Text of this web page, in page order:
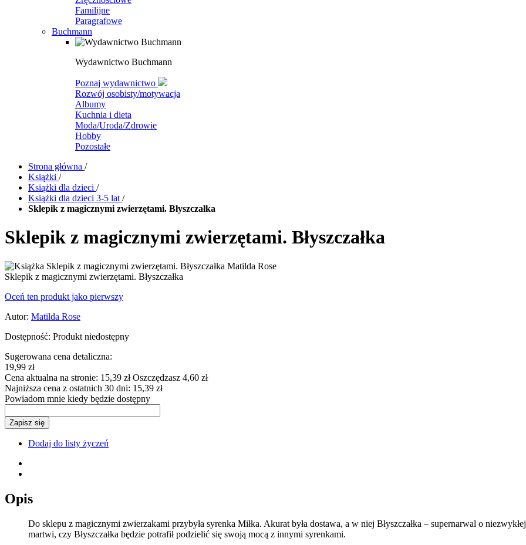
Familijne
Paragrafowe
Buchmann
Wydawnictwo Buchmann
Poznaj wydawnictwo
Rozwój osobisty/motywacja
Albumy
Kuchnia i dieta
Moda/Uroda/Zdrowie
Hobby
Pozostałe
Strona główna /
Książki /
Książki dla dzieci /
Książki dla dzieci 3-5 lat /
Sklepik z magicznymi zwierzętami. Błyszczałka
Sklepik z magicznymi zwierzętami. Błyszczałka
Sklepik z magicznymi zwierzętami. Błyszczałka
Oceń ten produkt jako pierwszy
Autor: Matilda Rose
Dostępność: Produkt niedostępny
Sugerowana cena detaliczna:
19,99 zł
Cena aktualna na stronie: 15,39 złOszczędzasz 4,60 zł
Najniższa cena z ostatnich 30 dni: 15,39 zł
Powiadom mnie kiedy będzie dostępny
Zapisz się
Dodaj do listy życzeń
Opis
Do sklepu z magicznymi zwierzakami przybyła syrenka Miłka. Akurat była dostawa, a w niej Błyszczałka – supernarwal o
martwi, czy Błyszczałka będzie potrafił podzielić się swoją mocą z innymi syrenkami.